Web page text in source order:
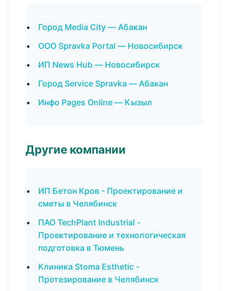
Город Media City — Абакан
ООО Spravka Portal — Новосибирск
ИП News Hub — Новосибирск
Город Service Spravka — Абакан
Инфо Pages Online — Кызыл
Другие компании
ИП Бетон Кров - Проектирование и
сметы в Челябинск
ПАО TechPlant Industrial -
Проектирование и технологическая
подготовка в Тюмень
Клиника Stoma Esthetic -
Протезирование в Челябинск